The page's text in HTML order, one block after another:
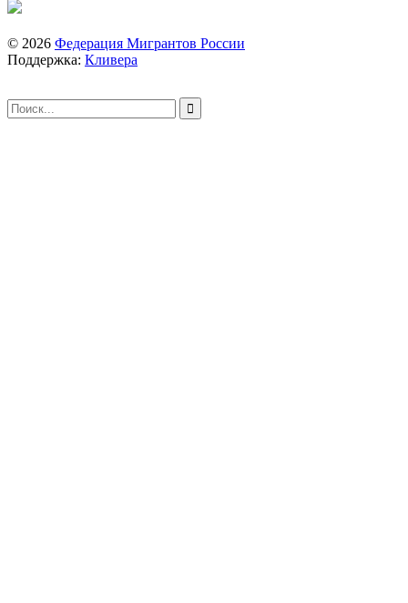
© 2026 Федерация Мигрантов России
Поддержка: Кливера